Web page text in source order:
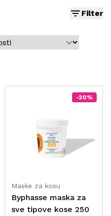
Filter
-20%
Maske za kosu
Byphasse maska za
sve tipove kose 250